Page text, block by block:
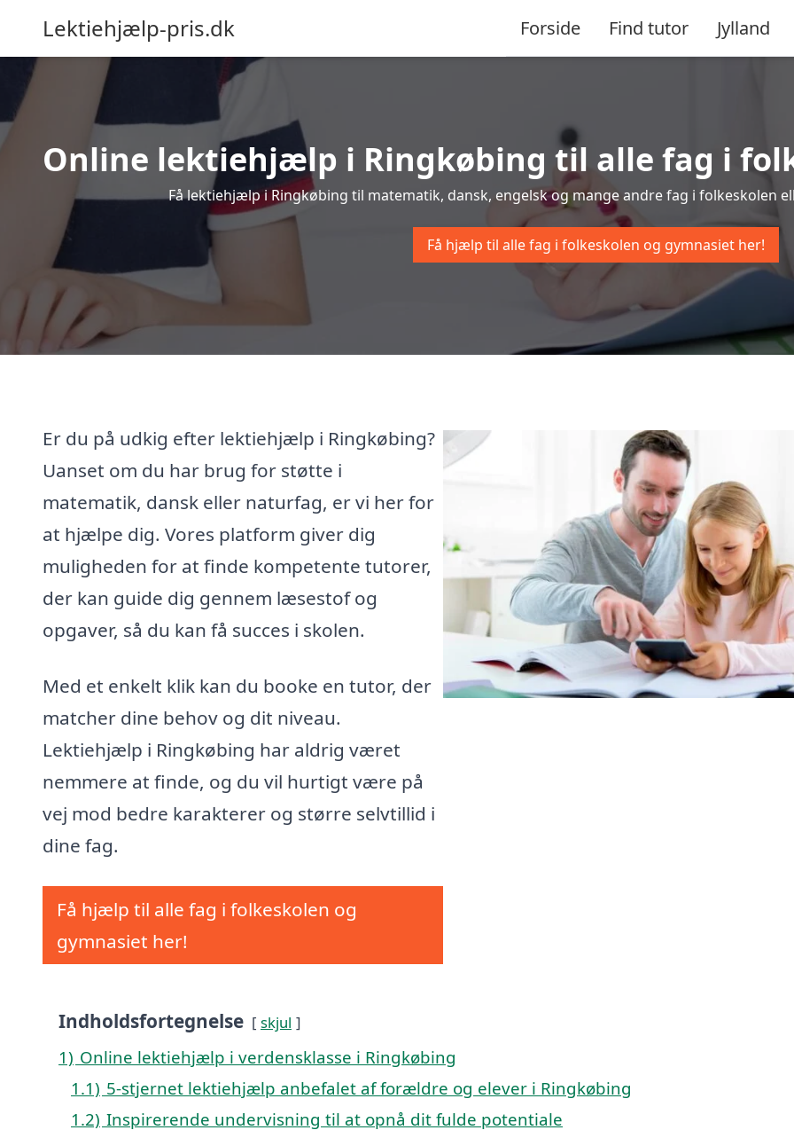
Lektiehjælp-pris.dk Forside Find tutor Jylland
Online lektiehjælp i Ringkøbing til alle fag i
Få lektiehjælp i Ringkøbing til matematik, dansk, engelsk og mange andre fag i folkeskolen
Få hjælp til alle fag i folkeskolen og gymnasiet her!
Er du på udkig efter lektiehjælp i Ringkøbing?
Uanset om du har brug for støtte i
matematik, dansk eller naturfag, er vi her for
at hjælpe dig. Vores platform giver dig
muligheden for at finde kompetente tutorer,
der kan guide dig gennem læsestof og
opgaver, så du kan få succes i skolen.
Med et enkelt klik kan du booke en tutor, der
matcher dine behov og dit niveau.
Lektiehjælp i Ringkøbing har aldrig været
nemmere at finde, og du vil hurtigt være på
vej mod bedre karakterer og større selvtillid i
dine fag.
Få hjælp til alle fag i folkeskolen og
gymnasiet her!
Indholdsfortegnelse skjul
1) Online lektiehjælp i verdensklasse i Ringkøbing
1.1) 5-stjernet lektiehjælp anbefalet af forældre og elever i Ringkøbing
1.2) Inspirerende undervisning til at opnå dit fulde potentiale